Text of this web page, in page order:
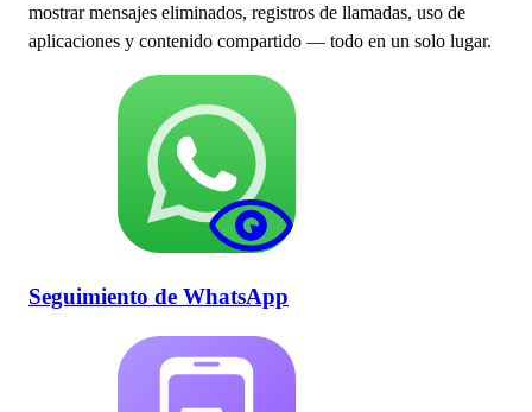
mostrar mensajes eliminados, registros de llamadas, uso de
aplicaciones y contenido compartido — todo en un solo lugar.
Seguimiento de WhatsApp